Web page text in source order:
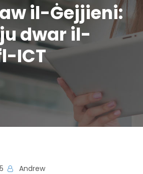
il-Ġejjieni:
dwar il-
ICT
Andrew